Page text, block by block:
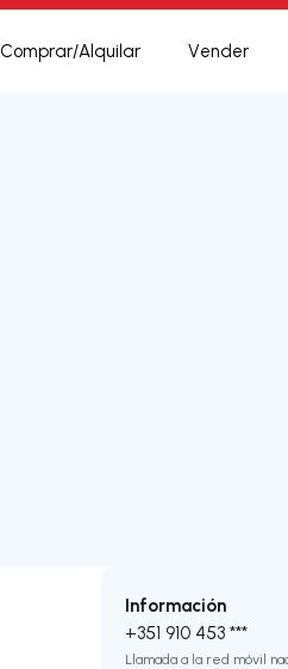
Comprar/Alquilar Vender
Información
+351 910 453 ***
Llamada a la red móvil